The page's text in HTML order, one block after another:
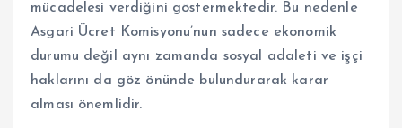
mücadelesi verdiğini göstermektedir. Bu nedenle
Asgari Ücret Komisyonu’nun sadece ekonomik
durumu değil aynı zamanda sosyal adaleti ve işçi
haklarını da göz önünde bulundurarak karar
alması önemlidir.